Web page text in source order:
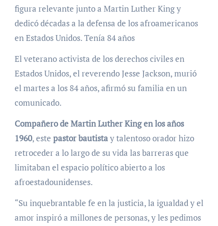
figura relevante junto a Martin Luther King y
dedicó décadas a la defensa de los afroamericanos
en Estados Unidos. Tenía 84 años
El veterano activista de los derechos civiles en
Estados Unidos, el reverendo Jesse Jackson, murió
el martes a los 84 años, afirmó su familia en un
comunicado.
Compañero de Martin Luther King en los años
1960, este pastor bautistay talentoso orador hizo
retroceder a lo largo de su vida las barreras que
limitaban el espacio político abierto a los
afroestadounidenses.
“Su inquebrantable fe en la justicia, la igualdad y el
amor inspiró a millones de personas, y les pedimos